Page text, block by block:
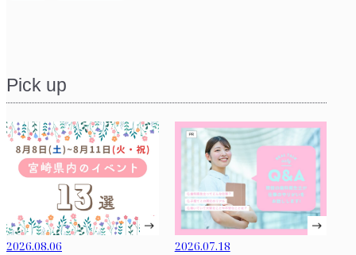
Pick up
2026.08.06 2026.07.18